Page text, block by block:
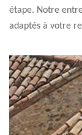
étape. Notre
adaptés à votre